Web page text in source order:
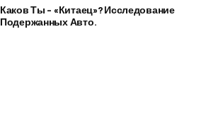
Каков Ты – «китаец»? Исследование
Подержанных Авто.